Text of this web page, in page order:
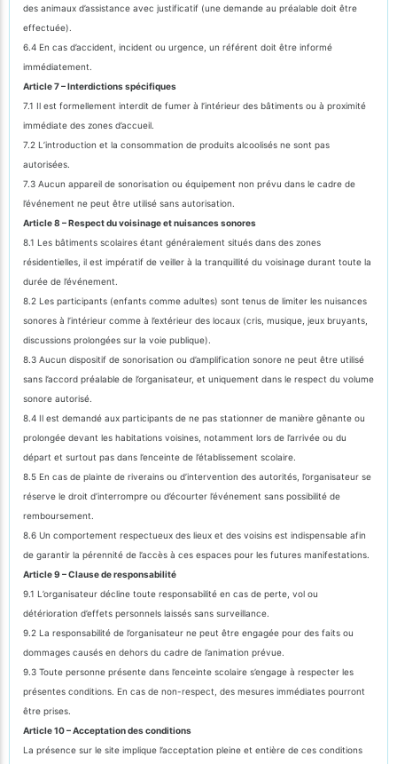
des animaux d’assistance avec justificatif (une demande au préalable doit être
effectuée).
6.4 En cas d’accident, incident ou urgence, un référent doit être informé
immédiatement.
Article 7 – Interdictions spécifiques
7.1 Il est formellement interdit de fumer à l’intérieur des bâtiments ou à proximité
immédiate des zones d’accueil.
7.2 L’introduction et la consommation de produits alcoolisés ne sont pas
autorisées.
7.3 Aucun appareil de sonorisation ou équipement non prévu dans le cadre de
l’événement ne peut être utilisé sans autorisation.
Article 8 – Respect du voisinage et nuisances sonores
8.1 Les bâtiments scolaires étant généralement situés dans des zones
résidentielles, il est impératif de veiller à la tranquillité du voisinage durant toute la
durée de l’événement.
8.2 Les participants (enfants comme adultes) sont tenus de limiter les nuisances
sonores à l’intérieur comme à l’extérieur des locaux (cris, musique, jeux bruyants,
discussions prolongées sur la voie publique).
8.3 Aucun dispositif de sonorisation ou d’amplification sonore ne peut être utilisé
sans l’accord préalable de l’organisateur, et uniquement dans le respect du volume
sonore autorisé.
8.4 Il est demandé aux participants de ne pas stationner de manière gênante ou
prolongée devant les habitations voisines, notamment lors de l’arrivée ou du
départ et surtout pas dans l’enceinte de l’établissement scolaire.
8.5 En cas de plainte de riverains ou d’intervention des autorités, l’organisateur se
réserve le droit d’interrompre ou d’écourter l’événement sans possibilité de
remboursement.
8.6 Un comportement respectueux des lieux et des voisins est indispensable afin
de garantir la pérennité de l’accès à ces espaces pour les futures manifestations.
Article 9 – Clause de responsabilité
9.1 L’organisateur décline toute responsabilité en cas de perte, vol ou
détérioration d’effets personnels laissés sans surveillance.
9.2 La responsabilité de l’organisateur ne peut être engagée pour des faits ou
dommages causés en dehors du cadre de l’animation prévue.
9.3 Toute personne présente dans l’enceinte scolaire s’engage à respecter les
présentes conditions. En cas de non-respect, des mesures immédiates pourront
être prises.
Article 10 – Acceptation des conditions
La présence sur le site implique l’acceptation pleine et entière de ces conditions